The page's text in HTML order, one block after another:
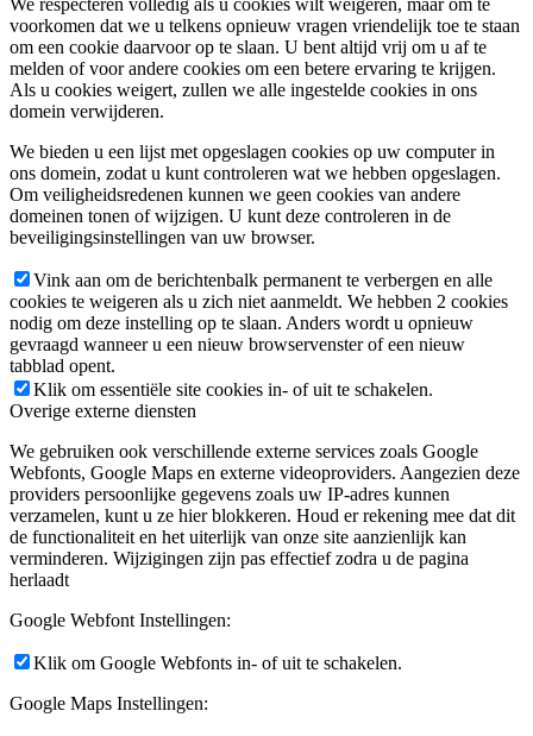
We respecteren volledig als u cookies wilt weigeren, maar om te
voorkomen dat we u telkens opnieuw vragen vriendelijk toe te staan
om een cookie daarvoor op te slaan. U bent altijd vrij om u af te
melden of voor andere cookies om een betere ervaring te krijgen.
Als u cookies weigert, zullen we alle ingestelde cookies in ons
domein verwijderen.
We bieden u een lijst met opgeslagen cookies op uw computer in
ons domein, zodat u kunt controleren wat we hebben opgeslagen.
Om veiligheidsredenen kunnen we geen cookies van andere
domeinen tonen of wijzigen. U kunt deze controleren in de
beveiligingsinstellingen van uw browser.
Vink aan om de berichtenbalk permanent te verbergen en alle
cookies te weigeren als u zich niet aanmeldt. We hebben 2 cookies
nodig om deze instelling op te slaan. Anders wordt u opnieuw
gevraagd wanneer u een nieuw browservenster of een nieuw
tabblad opent.
Klik om essentiële site cookies in- of uit te schakelen.
Overige externe diensten
We gebruiken ook verschillende externe services zoals Google
Webfonts, Google Maps en externe videoproviders. Aangezien deze
providers persoonlijke gegevens zoals uw IP-adres kunnen
verzamelen, kunt u ze hier blokkeren. Houd er rekening mee dat dit
de functionaliteit en het uiterlijk van onze site aanzienlijk kan
verminderen. Wijzigingen zijn pas effectief zodra u de pagina
herlaadt
Google Webfont Instellingen:
Klik om Google Webfonts in- of uit te schakelen.
Google Maps Instellingen: